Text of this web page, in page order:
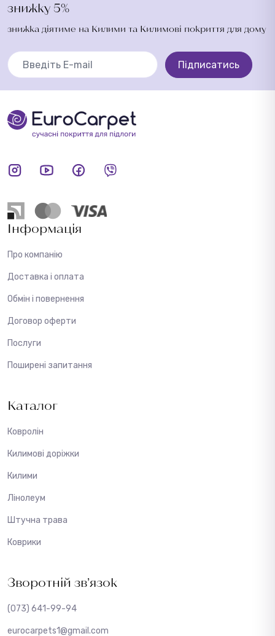
знижку 5%
знижка діятиме на Килими та Килимові покриття для дому
Підписатись
Інформація
Про компанію
Доставка і оплата
Обмін і повернення
Договор оферти
Послуги
Поширені запитання
Каталог
Ковролін
Килимові доріжки
Килими
Лінолеум
Штучна трава
Коврики
Зворотній зв’язок
(073) 641-99-94
eurocarpets1@gmail.com